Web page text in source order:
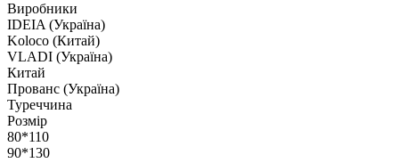
Виробники
IDEIA (Україна)
Koloco (Китай)
VLADI (Україна)
Китай
Прованс (Україна)
Туреччина
Розмір
80*110
90*130